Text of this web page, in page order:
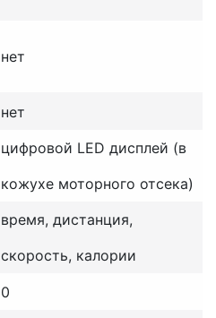
нет
нет
цифровой LED дисплей (в
кожухе моторного отсека)
время, дистанция,
скорость, калории
0